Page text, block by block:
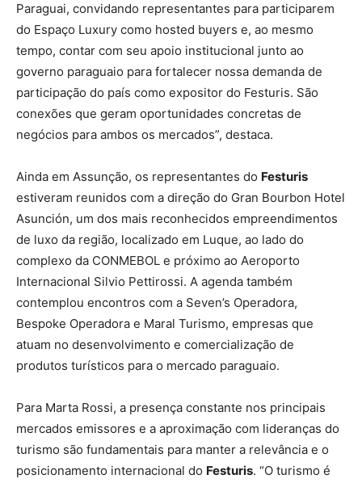
Paraguai, convidando representantes para participarem
do Espaço Luxury como hosted buyers e, ao mesmo
tempo, contar com seu apoio institucional junto ao
governo paraguaio para fortalecer nossa demanda de
participação do país como expositor do Festuris. São
conexões que geram oportunidades concretas de
negócios para ambos os mercados”, destaca.
Ainda em Assunção, os representantes do Festuris
estiveram reunidos com a direção do Gran Bourbon Hotel
Asunción, um dos mais reconhecidos empreendimentos
de luxo da região, localizado em Luque, ao lado do
complexo da CONMEBOL e próximo ao Aeroporto
Internacional Silvio Pettirossi. A agenda também
contemplou encontros com a Seven’s Operadora,
Bespoke Operadora e Maral Turismo, empresas que
atuam no desenvolvimento e comercialização de
produtos turísticos para o mercado paraguaio.
Para Marta Rossi, a presença constante nos principais
mercados emissores e a aproximação com lideranças do
turismo são fundamentais para manter a relevância e o
posicionamento internacional do Festuris. “O turismo é